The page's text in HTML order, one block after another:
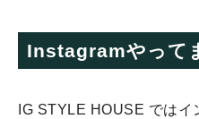
Instagramやって
IG STYLE HOUSE ではイ